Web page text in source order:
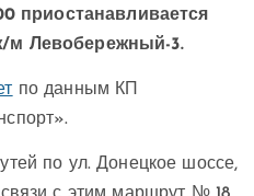
приостанавливается
м Левобережный-3.
по данным КП
по ул. Донецкое шоссе,